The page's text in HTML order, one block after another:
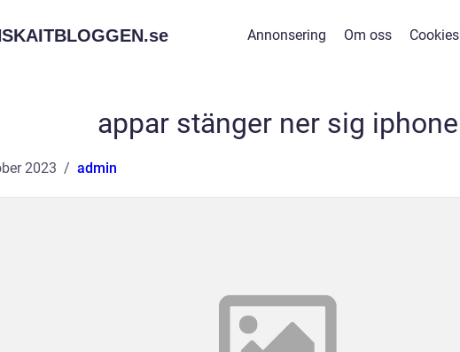
se Annonsering Om oss Cookies
appar stänger ner sig iphone
2023 admin